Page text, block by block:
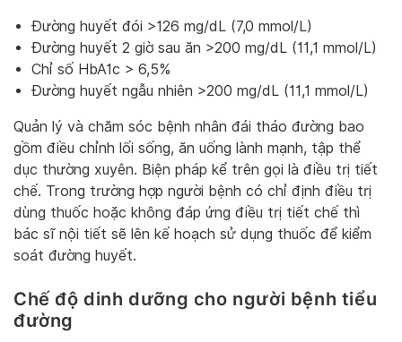
Đường huyết đói >126 mg/dL (7,0 mmol/L)
Đường huyết 2 giờ sau ăn >200 mg/dL (11,1 mmol/L)
Chỉ số HbA1c > 6,5%
Đường huyết ngẫu nhiên >200 mg/dL (11,1 mmol/L)
Quản lý và chăm sóc bệnh nhân đái tháo đường bao
gồm điều chỉnh lối sống, ăn uống lành mạnh, tập thể
dục thường xuyên. Biện pháp kể trên gọi là điều trị tiết
chế. Trong trường hợp người bệnh có chỉ định điều trị
dùng thuốc hoặc không đáp ứng điều trị tiết chế thì
bác sĩ nội tiết sẽ lên kế hoạch sử dụng thuốc để kiểm
soát đường huyết.
Chế độ dinh dưỡng cho người bệnh tiểu
đường